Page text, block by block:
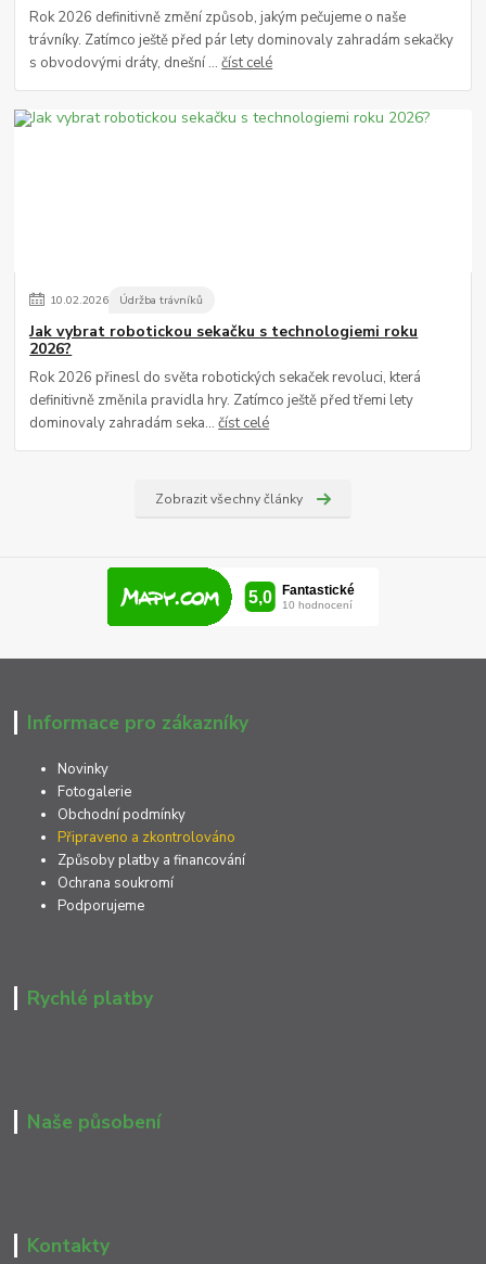
Rok 2026 definitivně změní způsob, jakým pečujeme o naše
trávníky. Zatímco ještě před pár lety dominovaly zahradám sekačky
s obvodovými dráty, dnešní ...číst celé
10.02.2026 Údržba trávníků
Jak vybrat robotickou sekačku s technologiemi roku
2026?
Rok 2026 přinesl do světa robotických sekaček revoluci, která
definitivně změnila pravidla hry. Zatímco ještě před třemi lety
dominovaly zahradám seka...číst celé
Zobrazit všechny články
Informace pro zákazníky
Novinky
Fotogalerie
Obchodní podmínky
Připraveno a zkontrolováno
Způsoby platby a financování
Ochrana soukromí
Podporujeme
Rychlé platby
Naše působení
Kontakty